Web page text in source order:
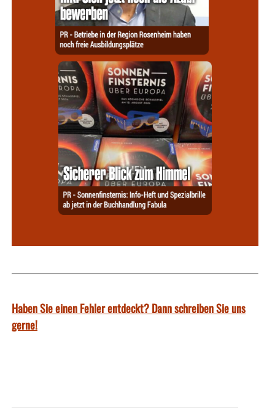
Haben Sie einen Fehler entdeckt? Dann schreiben Sie uns
gerne!